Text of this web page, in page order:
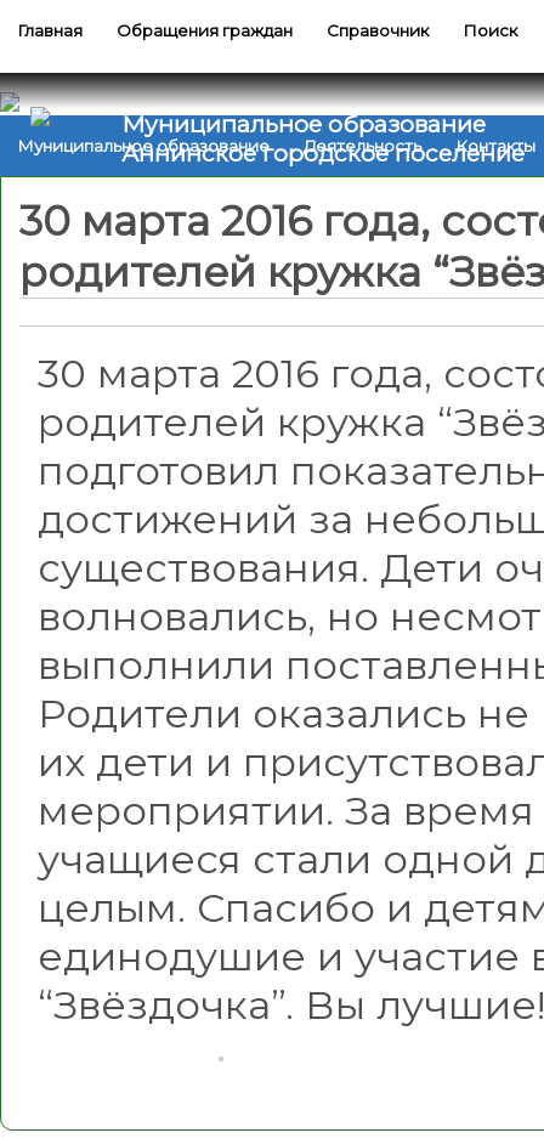
Главная Обращения граждан Справочник Поиск
Муниципальное образование
Аннинское городское поселение
Муниципальное образование Деятельность Контакты
30 марта 2016 года,
родителей кружка
30 марта 2016 года,
родителей кружка
подготовил
достижений за
существования. Дети
волновались, но
выполнили
Родители оказались
их дети и
мероприятии. За
учащиеся стали
целым. Спасибо и
единодушие и участие
“Звёздочка”. Вы